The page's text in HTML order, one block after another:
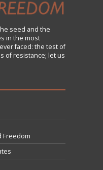
seed and the
in the most
faced: the test of
of resistance; let us
Freedom